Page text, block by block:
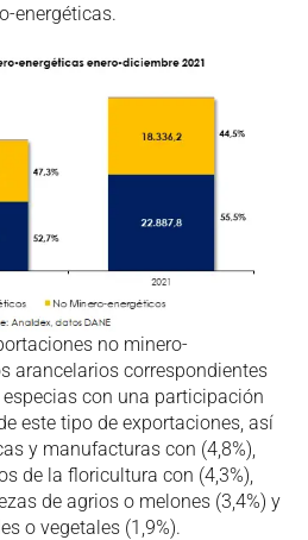
energéticas.
no minero-
arancelarios correspondientes
con una participación
este tipo de exportaciones, así
y manufacturas con (4,8%),
de la floricultura con (4,3%),
de agrios o melones (3,4%) y
o vegetales (1,9%).